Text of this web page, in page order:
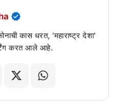
कास धरत, 'महाराष्ट्र देशा'
करत आले आहे.